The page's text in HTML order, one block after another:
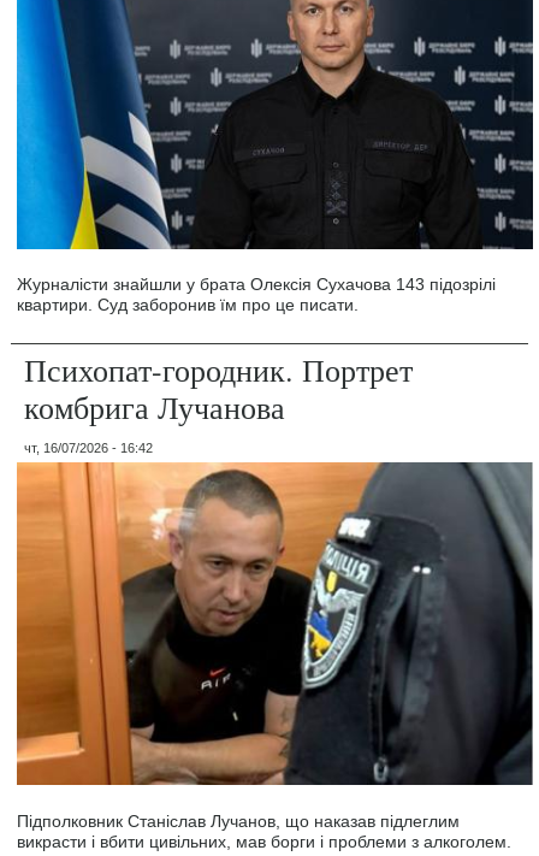
Журналісти знайшли у брата Олексія Сухачова 143 підозрілі
квартири. Суд заборонив їм про це писати.
Психопат-городник. Портрет
комбрига Лучанова
чт, 16/07/2026 - 16:42
Підполковник Станіслав Лучанов, що наказав підлеглим
викрасти і вбити цивільних, мав борги і проблеми з алкоголем.